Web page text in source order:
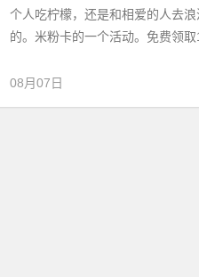
个人吃柠檬，还是和相爱的人去
的。米粉卡的一个活动。免费领取
08月07日